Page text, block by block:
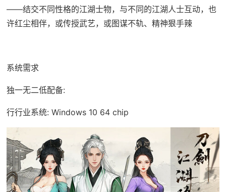
——结交不同性格的江湖士物，与不同的江湖人士互动，也
许红尘相伴，或传授武艺，或图谋不轨、精神狠手辣
系统需求
独一无二低配备:
行行业系统: Windows 10 64 chip